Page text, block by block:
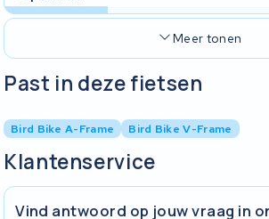
Meer tonen
Past in deze fietsen
Bird Bike A-Frame Bird Bike V-Frame
Klantenservice
Vind antwoord op jouw vraag in